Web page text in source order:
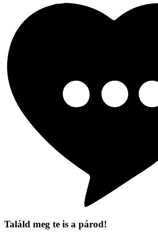
Találd meg te is a párod!